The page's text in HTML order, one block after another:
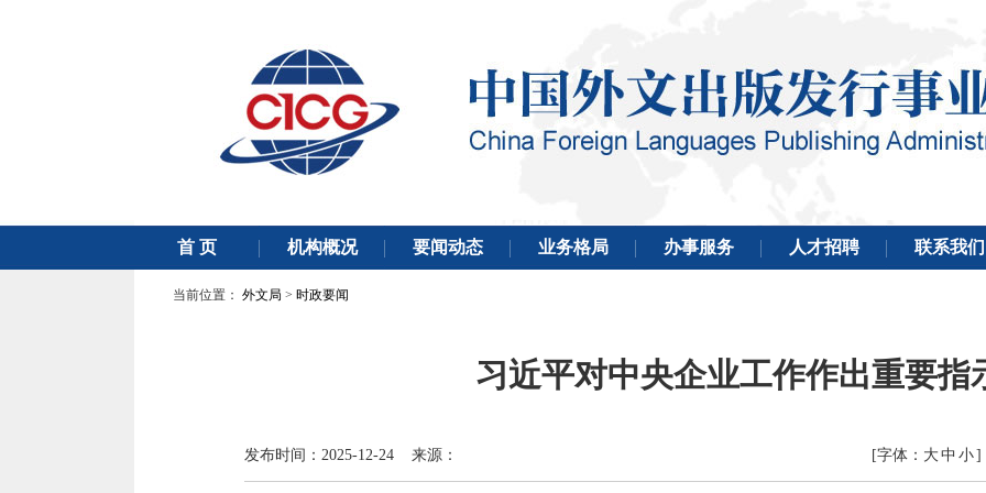
当前位置： 外文局 > 时政要闻
习近平对中央企业工作作出重要指
发布时间：2025-12-24 来源： [字体： 大中 小]